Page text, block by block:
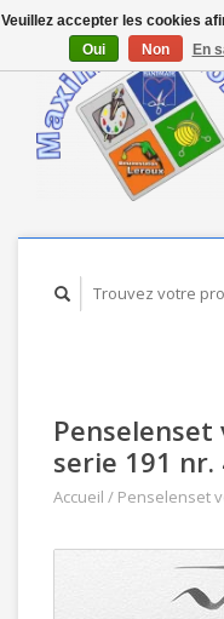
serie 191 nr.
Accueil / Penselenset
Veuillez accepter les cookies
Oui
Non En